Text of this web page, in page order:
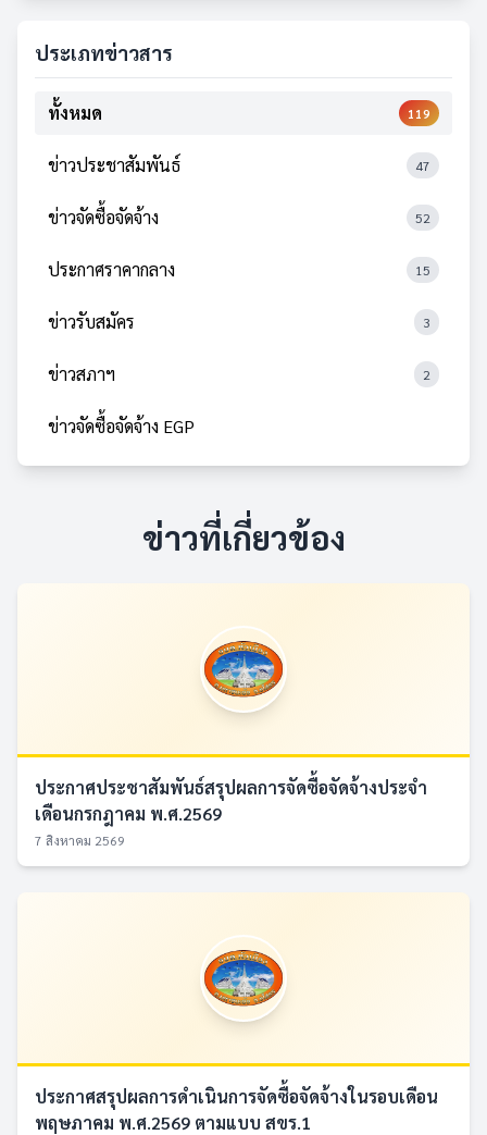
ประเภทข่าวสาร
ทั้งหมด 119
ข่าวประชาสัมพันธ์ 47
ข่าวจัดซื้อจัดจ้าง 52
ประกาศราคากลาง 15
ข่าวรับสมัคร 3
ข่าวสภาฯ 2
ข่าวจัดซื้อจัดจ้าง EGP
ข่าวที่เกี่ยวข้อง
ประกาศประชาสัมพันธ์สรุปผลการจัดซื้อจัดจ้างประจำ
เดือนกรกฎาคม พ.ศ.2569
7 สิงหาคม 2569
ประกาศสรุปผลการดำเนินการจัดซื้อจัดจ้างในรอบเดือน
พฤษภาคม พ.ศ.2569 ตามแบบ สขร.1